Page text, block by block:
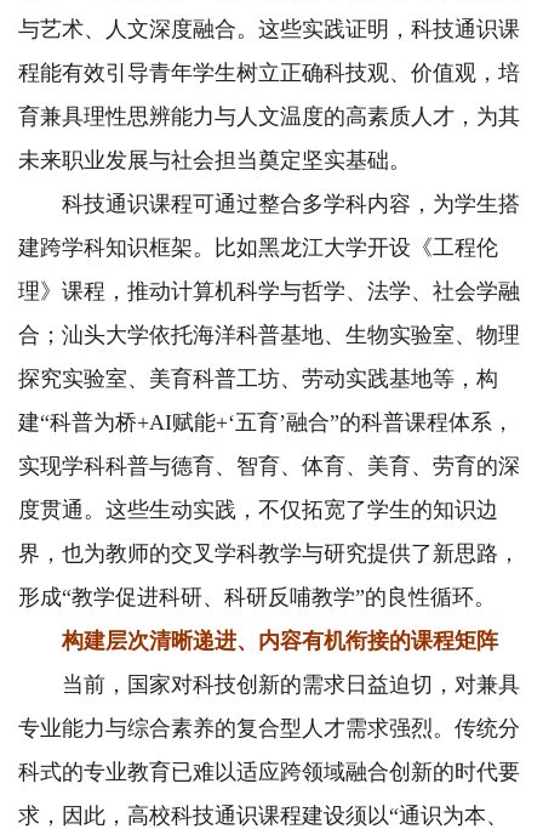
与艺术、人文深度融合。这些实践证明，科技通识课
程能有效引导青年学生树立正确科技观、价值观，培
育兼具理性思辨能力与人文温度的高素质人才，为其
未来职业发展与社会担当奠定坚实基础。
科技通识课程可通过整合多学科内容，为学生搭
建跨学科知识框架。比如黑龙江大学开设《工程伦
理》课程，推动计算机科学与哲学、法学、社会学融
合；汕头大学依托海洋科普基地、生物实验室、物理
探究实验室、美育科普工坊、劳动实践基地等，构
建“科普为桥+AI赋能+‘五育’融合”的科普课程体系，
实现学科科普与德育、智育、体育、美育、劳育的深
度贯通。这些生动实践，不仅拓宽了学生的知识边
界，也为教师的交叉学科教学与研究提供了新思路，
形成“教学促进科研、科研反哺教学”的良性循环。
构建层次清晰递进、内容有机衔接的课程矩阵
当前，国家对科技创新的需求日益迫切，对兼具
专业能力与综合素养的复合型人才需求强烈。传统分
科式的专业教育已难以适应跨领域融合创新的时代要
求，因此，高校科技通识课程建设须以“通识为本、